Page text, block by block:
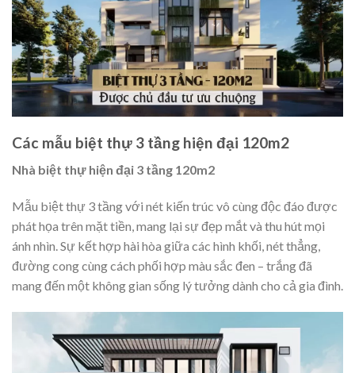
Các mẫu biệt thự 3 tầng hiện đại 120m2
Nhà biệt thự hiện đại 3 tầng 120m2
Mẫu biệt thự 3 tầng với nét kiến trúc vô cùng độc đáo được
phát họa trên mặt tiền, mang lại sự đẹp mắt và thu hút mọi
ánh nhìn. Sự kết hợp hài hòa giữa các hình khối, nét thẳng,
đường cong cùng cách phối hợp màu sắc đen – trắng đã
mang đến một không gian sống lý tưởng dành cho cả gia đình.